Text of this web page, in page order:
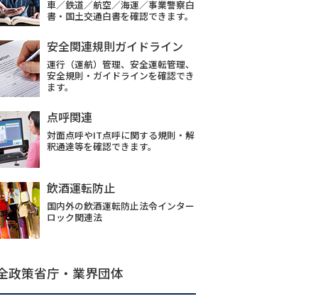
車／鉄道／航空／海運／事業警察白
書・国土交通白書を確認できます。
安全関連規則ガイドライン
運行（運航）管理、安全運転管理、
安全規則・ガイドラインを確認でき
ます。
点呼関連
対面点呼やIT点呼に関する規則・解
釈通達等を確認できます。
飲酒運転防止
国内外の飲酒運転防止法令インター
ロック関連法
政策省庁・業界団体